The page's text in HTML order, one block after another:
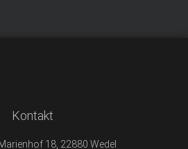
Kontakt
18, 22880 Wedel